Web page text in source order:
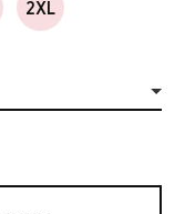
2XL